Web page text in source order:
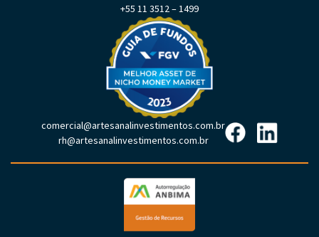
+55 11 3512 – 1499
comercial@artesanalinvestimentos.com.br
rh@artesanalinvestimentos.com.br